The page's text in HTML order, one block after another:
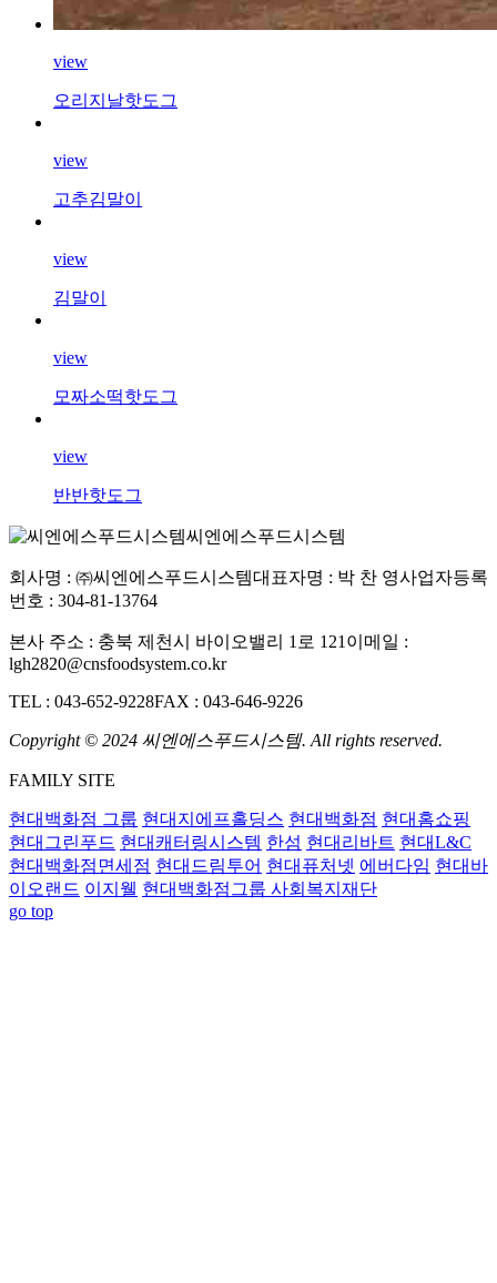
view
오리지날핫도그
view
고추김말이
view
김말이
view
모짜소떡핫도그
view
반반핫도그
씨엔에스푸드시스템
회사명 : ㈜씨엔에스푸드시스템대표자명 : 박 찬 영사업자등록
번호 : 304-81-13764
본사 주소 : 충북 제천시 바이오밸리 1로 121 이메일 :
lgh2820@cnsfoodsystem.co.kr
TEL : 043-652-9228FAX : 043-646-9226
Copyright © 2024 씨엔에스푸드시스템. All rights reserved.
FAMILY SITE
현대백화점 그룹 현대지에프홀딩스 현대백화점 현대홈쇼핑
현대그린푸드 현대캐터링시스템 한섬 현대리바트 현대L&C
현대백화점면세점 현대드림투어 현대퓨처넷 에버다임 현대바
이오랜드 이지웰 현대백화점그룹 사회복지재단
go top